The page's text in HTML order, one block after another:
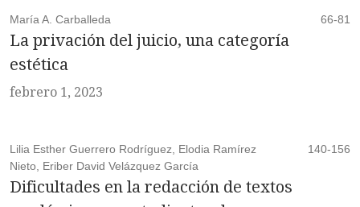
María A. Carballeda 66-81
La privación del juicio, una categoría
estética
febrero 1, 2023
Lilia Esther Guerrero Rodríguez, Elodia Ramírez
Nieto, Eriber David Velázquez García
140-156
Dificultades en la redacción de textos